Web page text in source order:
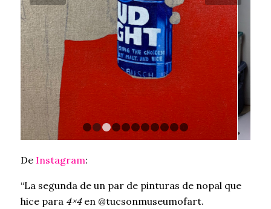
6 1011
DeInstagram:
“La segunda de un par de pinturas de nopal que
hice para4×4en @tucsonmuseumofart.